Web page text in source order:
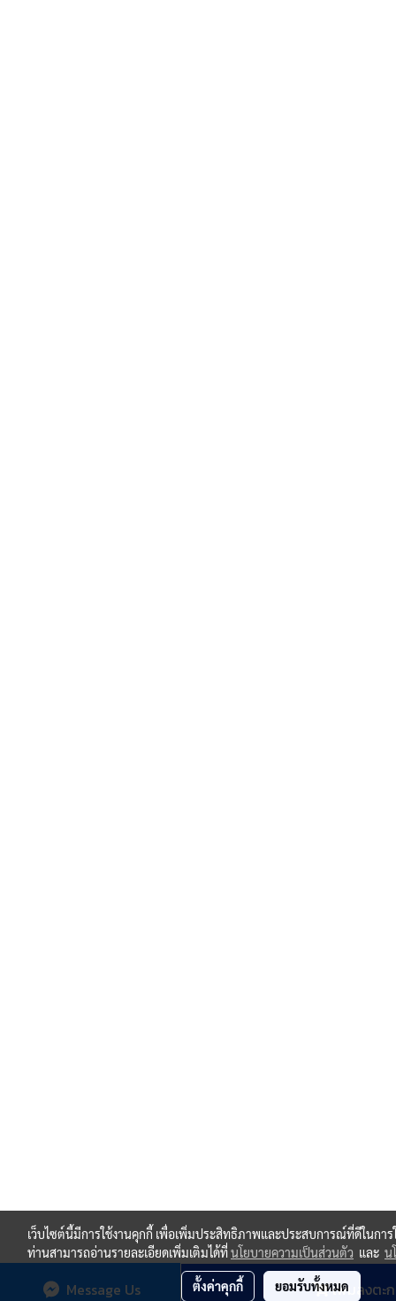
เพิ่มลงตะ
Message Us
เว็บไซต์นี้มีการใช้งานคุกกี้ เพื่อเพิ่มประสิทธิภาพและประสบการณ์ที่ดีในการ
ท่านสามารถอ่านรายละเอียดเพิ่มเติมได้ที่นโยบายความเป็นส่วนตัว และ น
ตั้งค่าคุกกี้ ยอมรับทั้งหมด